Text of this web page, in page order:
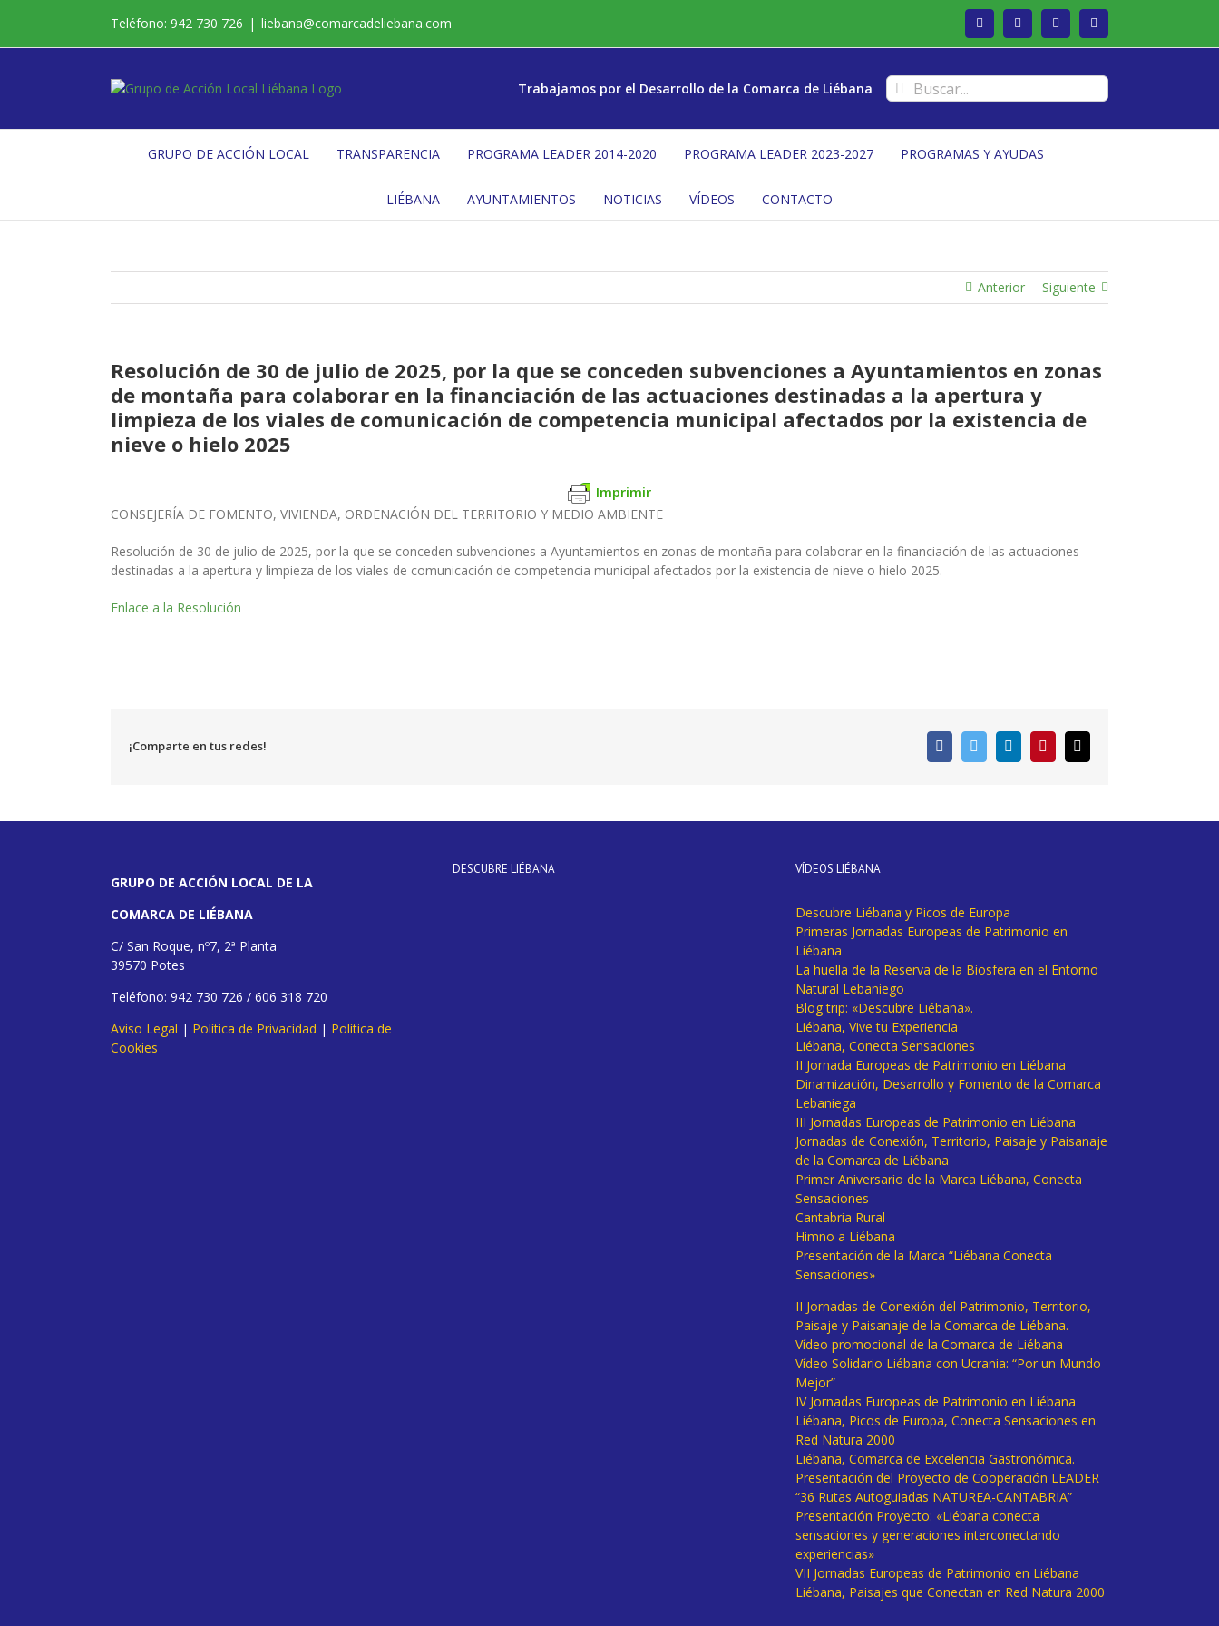
contenido
Teléfono: 942 730 726 | liebana@comarcadeliebana.com Facebook Twitter Instagram
Trabajamos por el Desarrollo de la Comarca de Liébana Buscar:
GRUPO DE ACCIÓN LOCAL TRANSPARENCIA PROGRAMA LEADER 2014-2020 PROGRAMA LEADER 2023-2027 PROGRAMAS Y AYUDAS
LIÉBANA AYUNTAMIENTOS NOTICIAS VÍDEOS CONTACTO
Anterior Siguiente
Resolución de 30 de julio de 2025, por la que se conceden subvenciones a Ayuntamientos en zonas
de montaña para colaborar en la financiación de las actuaciones destinadas a la apertura y
limpieza de los viales de comunicación de competencia municipal afectados por la existencia de
nieve o hielo 2025
Imprimir
CONSEJERÍA DE FOMENTO, VIVIENDA, ORDENACIÓN DEL TERRITORIO Y MEDIO AMBIENTE
Resolución de 30 de julio de 2025, por la que se conceden subvenciones a Ayuntamientos en zonas de montaña para colaborar en la financiación de las actuaciones
destinadas a la apertura y limpieza de los viales de comunicación de competencia municipal afectados por la existencia de nieve o hielo 2025.
Enlace a la Resolución
¡Comparte en tus redes! FacebookTwitter LinkedInPinterest
electrónico
GRUPO DE ACCIÓN LOCAL DE LA
COMARCA DE LIÉBANA
C/ San Roque, nº7, 2ª Planta
39570 Potes
Teléfono: 942 730 726 / 606 318 720
Aviso Legal | Política de Privacidad | Política de
Cookies
DESCUBRE LIÉBANA VÍDEOS LIÉBANA
Descubre Liébana y Picos de Europa
Primeras Jornadas Europeas de Patrimonio en
Liébana
La huella de la Reserva de la Biosfera en el Entorno
Natural Lebaniego
Blog trip: «Descubre Liébana».
Liébana, Vive tu Experiencia
Liébana, Conecta Sensaciones
II Jornada Europeas de Patrimonio en Liébana
Dinamización, Desarrollo y Fomento de la Comarca
Lebaniega
III Jornadas Europeas de Patrimonio en Liébana
Jornadas de Conexión, Territorio, Paisaje y Paisanaje
de la Comarca de Liébana
Primer Aniversario de la Marca Liébana, Conecta
Sensaciones
Cantabria Rural
Himno a Liébana
Presentación de la Marca “Liébana Conecta
Sensaciones»
II Jornadas de Conexión del Patrimonio, Territorio,
Paisaje y Paisanaje de la Comarca de Liébana.
Vídeo promocional de la Comarca de Liébana
Vídeo Solidario Liébana con Ucrania: “Por un Mundo
Mejor”
IV Jornadas Europeas de Patrimonio en Liébana
Liébana, Picos de Europa, Conecta Sensaciones en
Red Natura 2000
Liébana, Comarca de Excelencia Gastronómica.
Presentación del Proyecto de Cooperación LEADER
“36 Rutas Autoguiadas NATUREA-CANTABRIA”
Presentación Proyecto: «Liébana conecta
sensaciones y generaciones interconectando
experiencias»
VII Jornadas Europeas de Patrimonio en Liébana
Liébana, Paisajes que Conectan en Red Natura 2000